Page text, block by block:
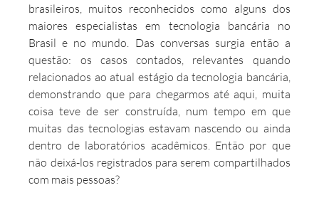
brasileiros, muitos reconhecidos como alguns dos
maiores especialistas em tecnologia bancária no
Brasil e no mundo. Das conversas surgia então a
questão: os casos contados, relevantes quando
relacionados ao atual estágio da tecnologia bancária,
demonstrando que para chegarmos até aqui, muita
coisa teve de ser construída, num tempo em que
muitas das tecnologias estavam nascendo ou ainda
dentro de laboratórios acadêmicos. Então por que
não deixá-los registrados para serem compartilhados
com mais pessoas?